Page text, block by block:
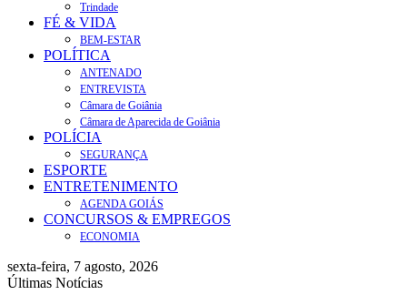
Trindade
FÉ & VIDA
BEM-ESTAR
POLÍTICA
ANTENADO
ENTREVISTA
Câmara de Goiânia
Câmara de Aparecida de Goiânia
POLÍCIA
SEGURANÇA
ESPORTE
ENTRETENIMENTO
AGENDA GOIÁS
CONCURSOS & EMPREGOS
ECONOMIA
sexta-feira, 7 agosto, 2026
Últimas Notícias